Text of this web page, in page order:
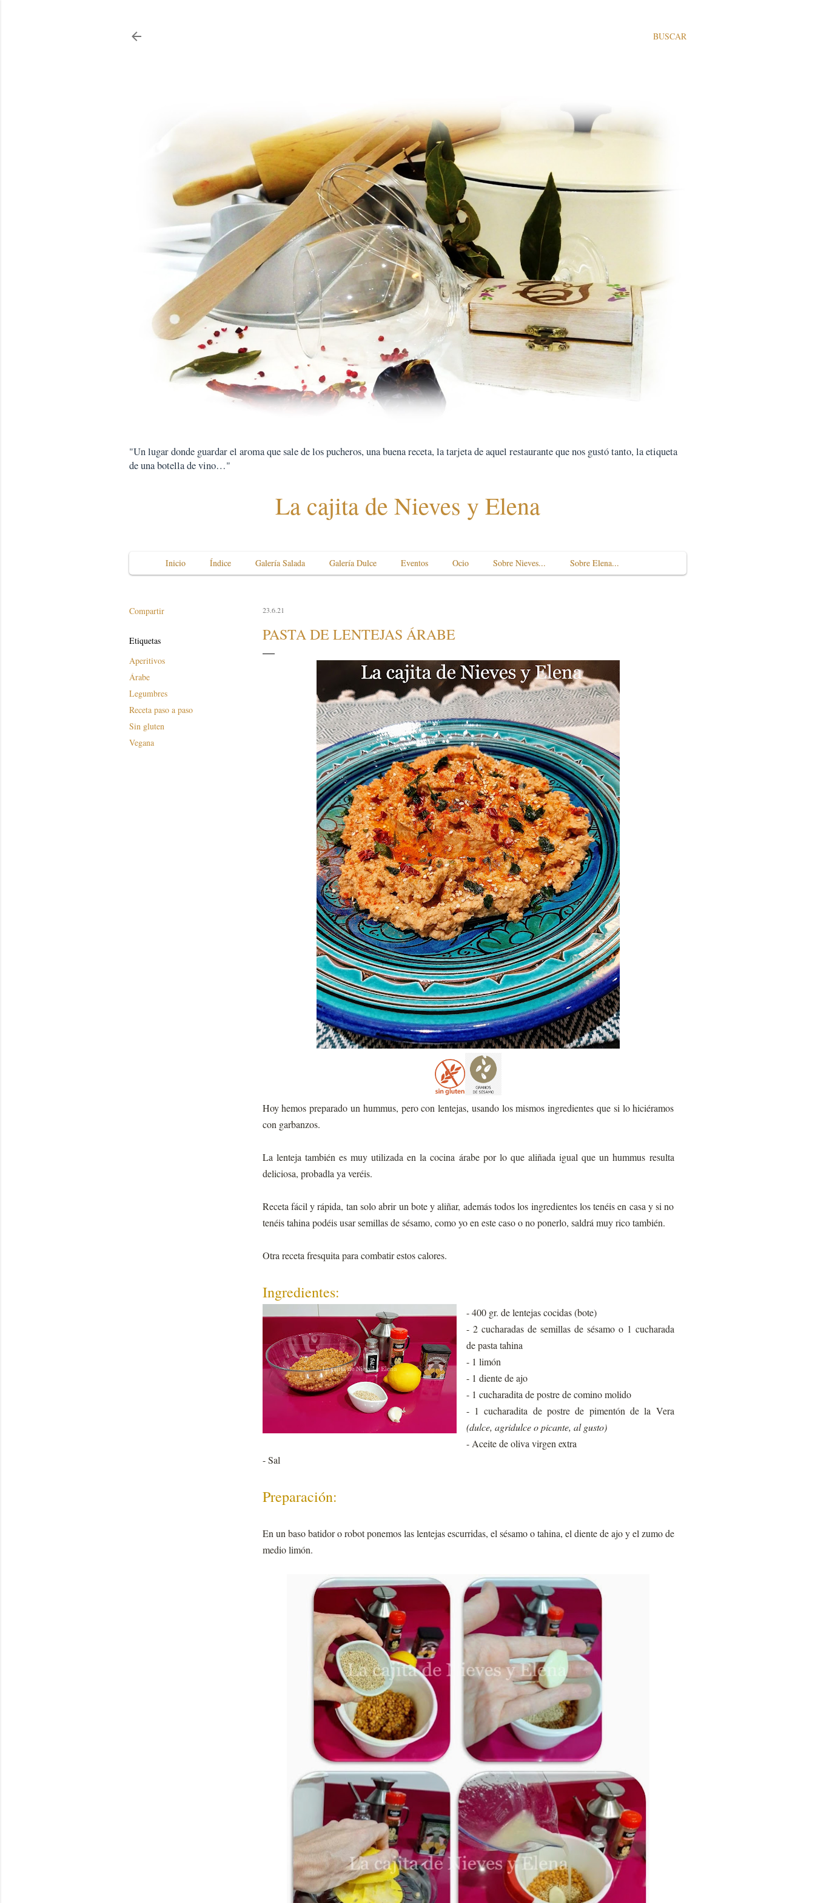
BUSCAR
"Un lugar donde guardar el aroma que sale de los pucheros, una buena receta, la tarjeta de aquel restaurante que nos gustó tanto, la etiqueta
de una botella de vino…"
La cajita de Nieves y Elena
Inicio Índice Galería Salada Galería Dulce Eventos Ocio Sobre Nieves... Sobre Elena...
Compartir
Etiquetas
Aperitivos
Árabe
Legumbres
Receta paso a paso
Sin gluten
Vegana
23.6.21
PASTA DE LENTEJAS ÁRABE
Hoy hemos preparado un hummus, pero con lentejas, usando los mismos ingredientes que si lo hiciéramos
con garbanzos.
La lenteja también es muy utilizada en la cocina árabe por lo que aliñada igual que un hummus resulta
deliciosa, probadla ya veréis.
Receta fácil y rápida, tan solo abrir un bote y aliñar, además todos los ingredientes los tenéis en casa y si no
tenéis tahina podéis usar semillas de sésamo, como yo en este caso o no ponerlo, saldrá muy rico también.
Otra receta fresquita para combatir estos calores.
Ingredientes:
- 400 gr. de lentejas cocidas (bote)
- 2 cucharadas de semillas de sésamo o 1 cucharada
de pasta tahina
- 1 limón
- 1 diente de ajo
- 1 cucharadita de postre de comino molido
- 1 cucharadita de postre de pimentón de la Vera
(dulce, agridulce o picante, al gusto)
- Aceite de oliva virgen extra
- Sal
Preparación:
En un baso batidor o robot ponemos las lentejas escurridas, el sésamo o tahina, el diente de ajo y el zumo de
medio limón.